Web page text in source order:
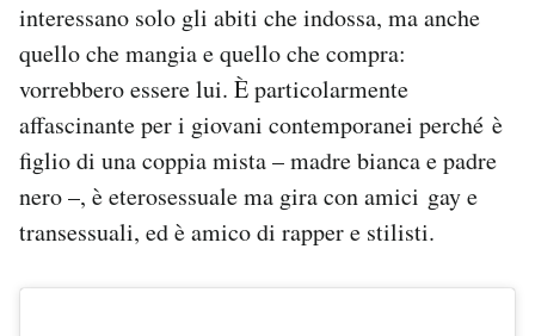
interessano solo gli abiti che indossa, ma anche
quello che mangia e quello che compra:
vorrebbero essere lui. È particolarmente
affascinante per i giovani contemporanei perché è
figlio di una coppia mista – madre bianca e padre
nero –, è eterosessuale ma gira con amici gay e
transessuali, ed è amico di rapper e stilisti.